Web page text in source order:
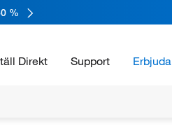
%
Direkt Support